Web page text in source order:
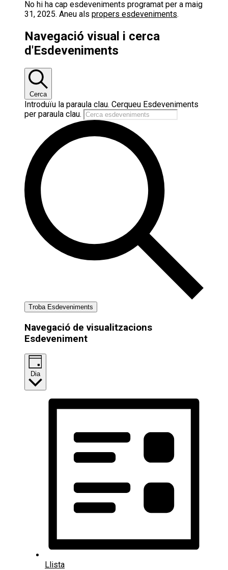
No hi ha cap esdeveniments programat per a maig
31, 2025. Aneu als propers esdeveniments.
Navegació visual i cerca
d'Esdeveniments
Cerca
Introduïu la paraula clau. Cerqueu Esdeveniments
per paraula clau.
Troba Esdeveniments
Navegació de visualitzacions
Esdeveniment
Dia
Llista